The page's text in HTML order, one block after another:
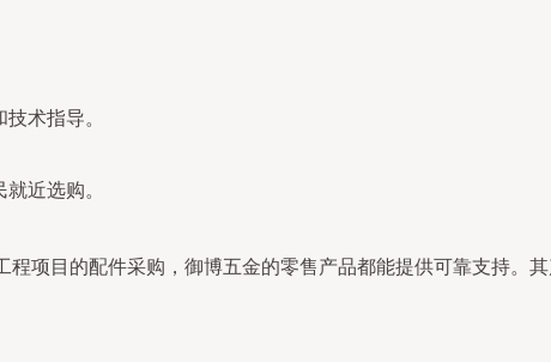
术指导。
近选购。
项目的配件采购，御博五金的零售产品都能提供可靠支持。